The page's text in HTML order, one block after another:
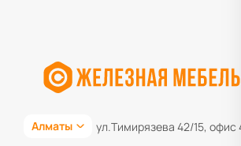
Алматы ул.Тимирязева 42/15, офис